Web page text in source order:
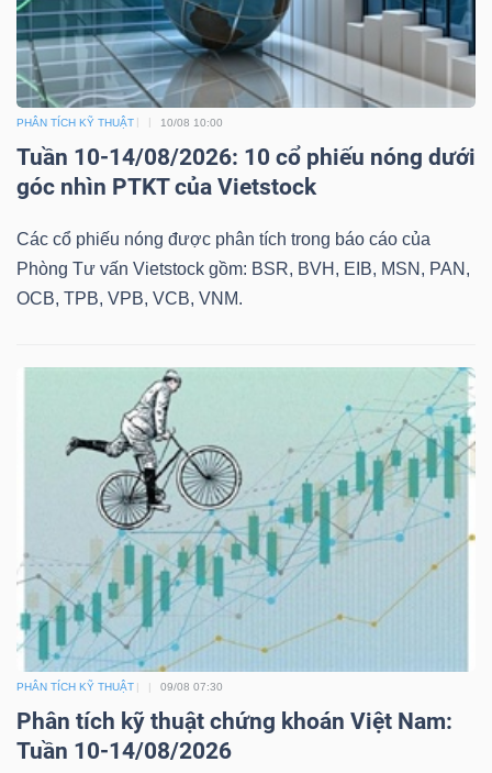
PHÂN TÍCH KỸ THUẬT 10/08 10:00
Tuần 10-14/08/2026: 10 cổ phiếu nóng dưới
góc nhìn PTKT của Vietstock
Các cổ phiếu nóng được phân tích trong báo cáo của
Phòng Tư vấn Vietstock gồm: BSR, BVH, EIB, MSN, PAN,
OCB, TPB, VPB, VCB, VNM.
PHÂN TÍCH KỸ THUẬT 09/08 07:30
Phân tích kỹ thuật chứng khoán Việt Nam:
Tuần 10-14/08/2026
TÀI
CHÍNH
CÔNG
NGHỆ
TRUYỀN
THÔNG
TIỆN
ÍCH